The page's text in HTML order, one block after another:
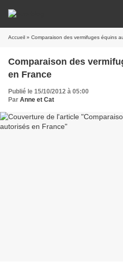
Accueil » Comparaison des vermifuges équins
Comparaison des
en France
Publié le 15/10/2012 à 05:00
Par Anne et Cat